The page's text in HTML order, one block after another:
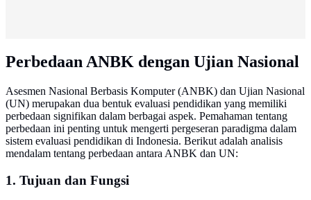
Perbedaan ANBK dengan Ujian Nasional
Asesmen Nasional Berbasis Komputer (ANBK) dan Ujian Nasional
(UN) merupakan dua bentuk evaluasi pendidikan yang memiliki
perbedaan signifikan dalam berbagai aspek. Pemahaman tentang
perbedaan ini penting untuk mengerti pergeseran paradigma dalam
sistem evaluasi pendidikan di Indonesia. Berikut adalah analisis
mendalam tentang perbedaan antara ANBK dan UN:
1. Tujuan dan Fungsi